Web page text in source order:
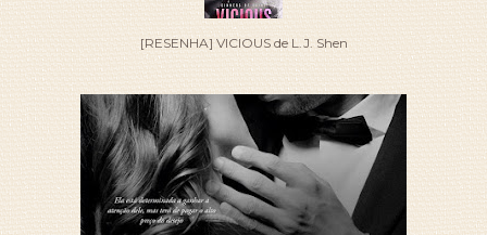
[RESENHA] VICIOUS de L.J. Shen